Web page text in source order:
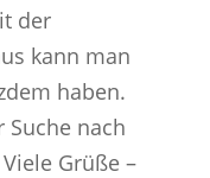
der
kann man
haben.
Suche nach
Grüße –